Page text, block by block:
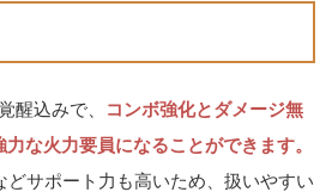
醒込みで、 コンボ強化とダメージ無
な火力要員になることができます。
サポート力も高いため、扱いやすい